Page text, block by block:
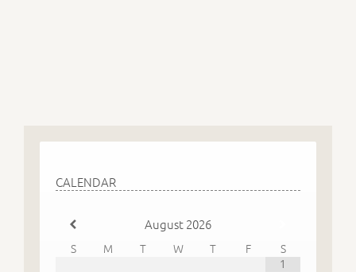
CALENDAR
August2026
S M T W T F S
1